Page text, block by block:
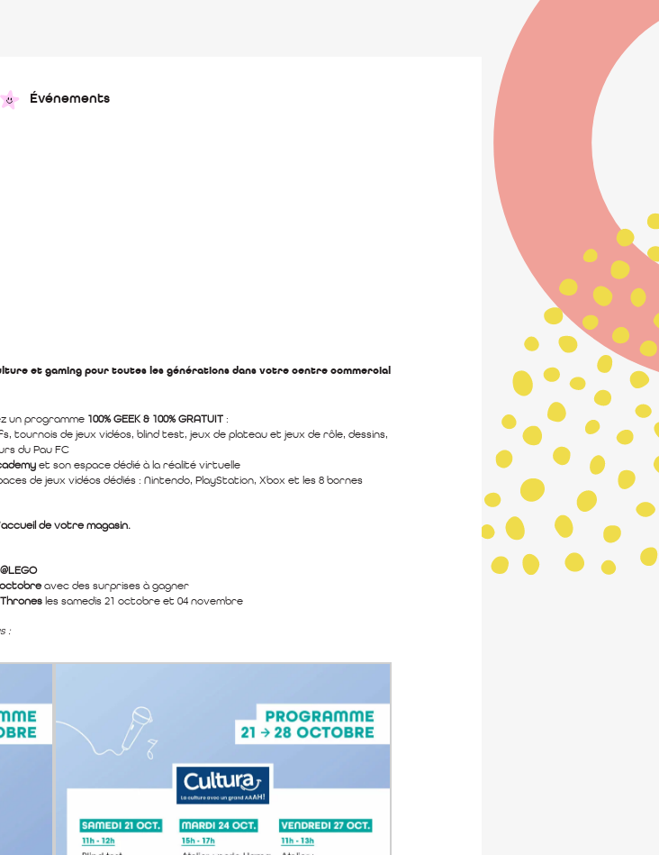
Événements
et gaming pour toutes les générations dans votre centre commercial
un programme 100% GEEK & 100% GRATUIT :
tournois de jeux vidéos, blind test, jeux de plateau et jeux de rôle, dessins,
du Pau FC
et son espace dédié à la réalité virtuelle
de jeux vidéos dédiés : Nintendo, PlayStation, Xbox et les 8 bornes
de votre magasin.
octobreavec des surprises à gagner
les samedis 21 octobre et 04 novembre
: